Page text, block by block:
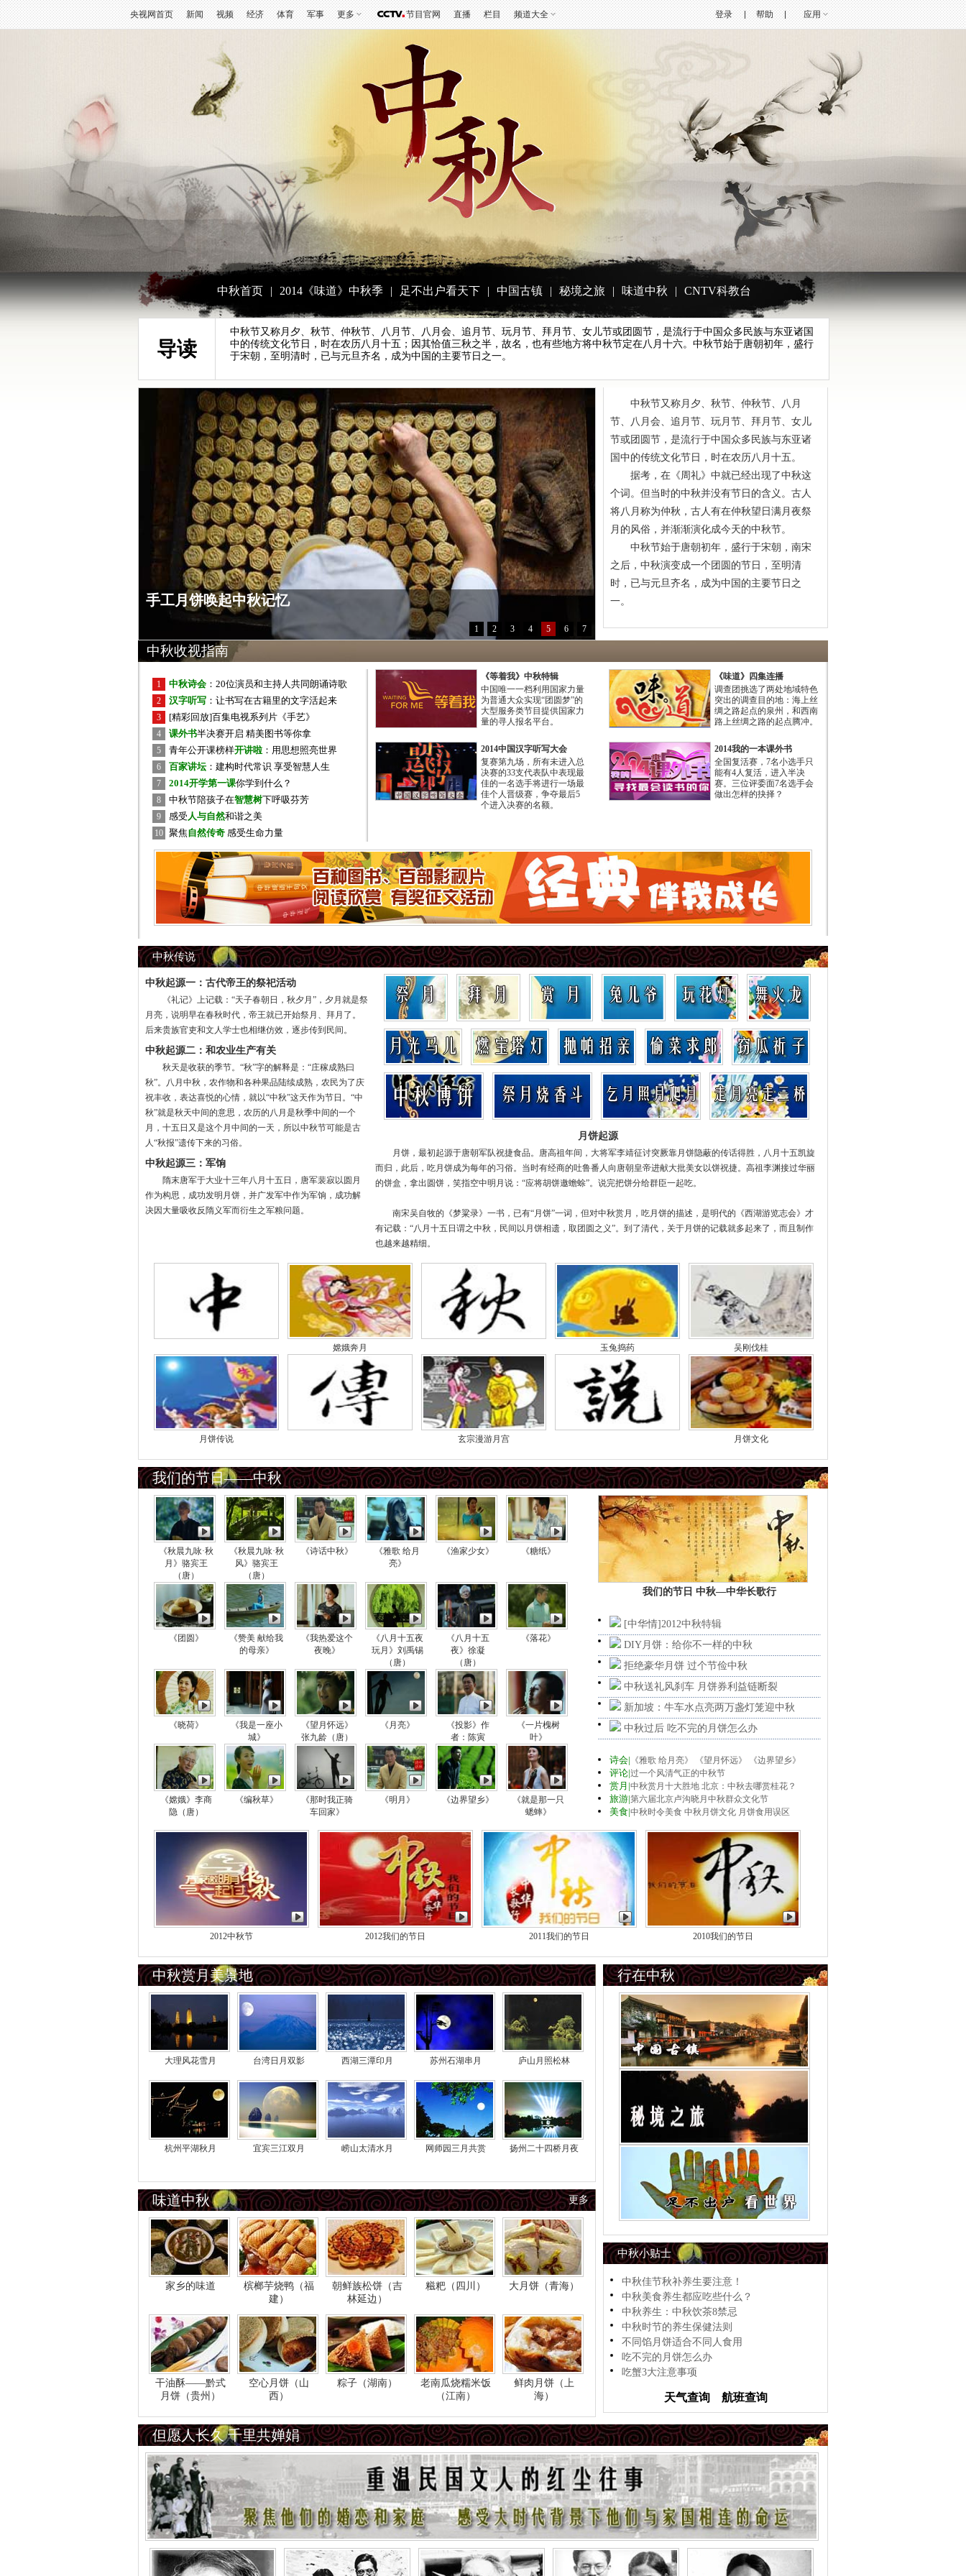
央视网首页 新闻 视频 经济 体育 军事 更多 节目官网 直播 栏目 频道大全 帮助 应用
登录
中秋首页 | 2014《味道》中秋季 | 足不出户看天下 | 中国古镇 | 秘境之旅 | 味道中秋 | CNTV科教台
导读
中秋节又称月夕、秋节、仲秋节、八月节、八月会、追月节、玩月节、拜月节、女儿节或团圆节，是流行于中国众多民族与东亚诸国
中的传统文化节日，时在农历八月十五；因其恰值三秋之半，故名，也有些地方将中秋节定在八月十六。中秋节始于唐朝初年，盛行
于宋朝，至明清时，已与元旦齐名，成为中国的主要节日之一。
中秋十大最佳赏月地
生出一份不一样的心情。
十集纪录片《诗行天下》9日播出
《2014中秋诗会》精彩看点
2014年中央电视台中秋晚会 9月8日晚8点精彩呈现
手工月饼唤起中秋记忆
吃货VS月饼节
1 2 3 4 5 6 7
中秋节又称月夕、秋节、仲秋节、八月
节、八月会、追月节、玩月节、拜月节、女儿
节或团圆节，是流行于中国众多民族与东亚诸
国中的传统文化节日，时在农历八月十五。
据考，在《周礼》中就已经出现了中秋这
个词。但当时的中秋并没有节日的含义。古人
将八月称为仲秋，古人有在仲秋望日满月夜祭
月的风俗，并渐渐演化成今天的中秋节。
中秋节始于唐朝初年，盛行于宋朝，南宋
之后，中秋演变成一个团圆的节日，至明清
时，已与元旦齐名，成为中国的主要节日之
一。
中秋收视指南
1 中秋诗会 ：20位演员和主持人共同朗诵诗歌
2 汉字听写 ：让书写在古籍里的文字活起来
3 [精彩回放]百集电视系列片《手艺》
4 课外书半决赛开启 精美图书等你拿
5 青年公开课榜样开讲啦 ：用思想照亮世界
6 百家讲坛：建构时代常识 享受智慧人生
7 2014开学第一课你学到什么？
8 中秋节陪孩子在智慧树下呼吸芬芳
9 感受人与自然和谐之美
10 聚焦自然传奇 感受生命力量
《等着我》中秋特辑
中国唯一一档利用国家力量
为普通大众实现“团圆梦”的
大型服务类节目提供国家力
量的寻人报名平台。
《味道》四集连播
调查团挑选了两处地域特色
突出的调查目的地：海上丝
绸之路起点的泉州，和西南
路上丝绸之路的起点腾冲。
2014中国汉字听写大会
复赛第九场，所有未进入总
决赛的33支代表队中表现最
佳的一名选手将进行一场最
佳个人晋级赛，争夺最后5
个进入决赛的名额。
2014我的一本课外书
全国复活赛，7名小选手只
能有4人复活，进入半决
赛。三位评委面7名选手会
做出怎样的抉择？
中秋传说
中秋起源一：古代帝王的祭祀活动
《礼记》上记载：“天子春朝日，秋夕月”，夕月就是祭
月亮，说明早在春秋时代，帝王就已开始祭月、拜月了。
后来贵族官吏和文人学士也相继仿效，逐步传到民间。
中秋起源二：和农业生产有关
秋天是收获的季节。“秋”字的解释是：“庄稼成熟曰
秋”。八月中秋，农作物和各种果品陆续成熟，农民为了庆
祝丰收，表达喜悦的心情，就以“中秋”这天作为节日。“中
秋”就是秋天中间的意思，农历的八月是秋季中间的一个
月，十五日又是这个月中间的一天，所以中秋节可能是古
人“秋报”遗传下来的习俗。
中秋起源三：军饷
隋末唐军于大业十三年八月十五日，唐军裴寂以圆月
作为构思，成功发明月饼，并广发军中作为军饷，成功解
决因大量吸收反隋义军而衍生之军粮问题。
月饼起源
月饼，最初起源于唐朝军队祝捷食品。唐高祖年间，大将军李靖征讨突厥靠月饼隐蔽的传话得胜，八月十五凯旋
而归，此后，吃月饼成为每年的习俗。当时有经商的吐鲁番人向唐朝皇帝进献大批美女以饼祝捷。高祖李渊接过华丽
的饼盒，拿出圆饼，笑指空中明月说：“应将胡饼邀蟾蜍”。说完把饼分给群臣一起吃。
南宋吴自牧的《梦粱录》一书，已有“月饼”一词，但对中秋赏月，吃月饼的描述，是明代的《西湖游览志会》才
有记载：“八月十五日谓之中秋，民间以月饼相遗，取团圆之义”。到了清代，关于月饼的记载就多起来了，而且制作
也越来越精细。
嫦娥奔月 玉兔捣药 吴刚伐桂
月饼传说 玄宗漫游月宫 月饼文化
我们的节日——中秋
《秋晨九咏·秋
月》骆宾王
（唐）
《秋晨九咏·秋
风》骆宾王
（唐）
《诗话中秋》
《雅歌 给月
亮》
《渔家少女》 《糖纸》
《团圆》
《赞美 献给我
的母亲》
《我热爱这个
夜晚》
《八月十五夜
玩月》刘禹锡
（唐）
《八月十五
夜》徐凝
（唐）
《落花》
《晓荷》
《我是一座小
城》
《望月怀远》
张九龄（唐）
《月亮》
《投影》作
者：陈寅
《一片槐树
叶》
《嫦娥》李商
隐（唐）
《编秋草》
《那时我正骑
车回家》
《明月》 《边界望乡》
《就是那一只
蟋蟀》
我们的节日 中秋—中华长歌行
[中华情]2012中秋特辑
DIY月饼：给你不一样的中秋
拒绝豪华月饼 过个节俭中秋
中秋送礼风刹车 月饼券利益链断裂
新加坡：牛车水点亮两万盏灯笼迎中秋
中秋过后 吃不完的月饼怎么办
诗会| 《雅歌 给月亮》 《望月怀远》 《边界望乡》
评论|过一个风清气正的中秋节
赏月|中秋赏月十大胜地 北京：中秋去哪赏桂花？
旅游|第六届北京卢沟晓月中秋群众文化节
美食|中秋时令美食 中秋月饼文化 月饼食用误区
2012中秋节 2012我们的节日 2011我们的节日 2010我们的节日
中秋赏月美景地
大理风花雪月 台湾日月双影 西湖三潭印月 苏州石湖串月 庐山月照松林
杭州平湖秋月 宜宾三江双月 崂山太清水月 网师园三月共赏 扬州二十四桥月夜
味道中秋 更多
家乡的味道
槟榔芋烧鸭（福
建）
朝鲜族松饼（吉
林延边）
糍粑（四川） 大月饼（青海）
干油酥——黔式
月饼（贵州）
空心月饼（山
西）
粽子（湖南）
老南瓜烧糯米饭
（江南）
鲜肉月饼（上
海）
行在中秋
中秋小贴士
中秋佳节秋补养生要注意！
中秋美食养生都应吃些什么？
中秋养生：中秋饮茶8禁忌
中秋时节的养生保健法则
不同馅月饼适合不同人食用
吃不完的月饼怎么办
吃蟹3大注意事项
天气查询 航班查询
但愿人长久 千里共婵娟